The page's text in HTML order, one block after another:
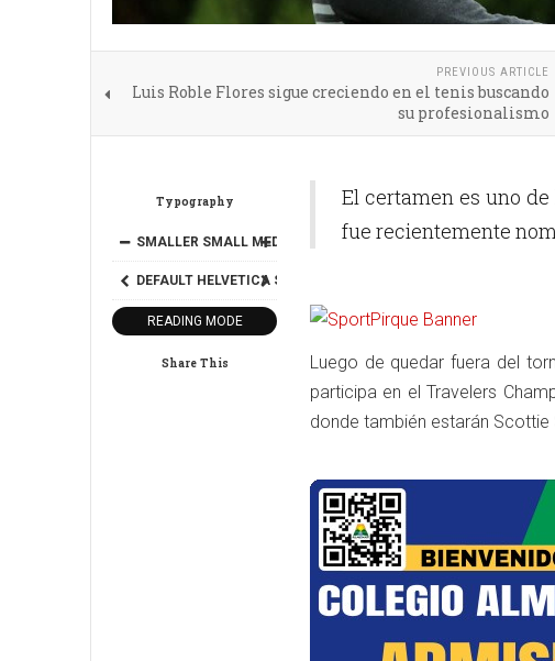
PREVIOUS ARTICLE
Luis Roble Flores sigue creciendo en el tenis buscando
su profesionalismo
Typography
SMALLER SMALL MEDIUM BIGGER
DEFAULT HELVETICA SEGOE
READING MODE
Share This
El certamen es uno
fue recientemente
Luego de quedar fuera del
participa en el Travelers
donde también estarán